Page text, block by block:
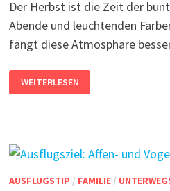
Der Herbst ist die Zeit der
Abende und leuchtenden
fängt diese Atmosphäre
2024
IM
LICHTERMEER
INMITTEN
NATUR
WEITERLESEN
AUSFLUGSTIP / FAMILIE/